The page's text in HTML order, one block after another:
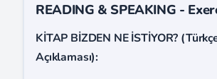
READING & SPEAKING -
KİTAP BİZDEN NE İSTİYOR?
Açıklaması):